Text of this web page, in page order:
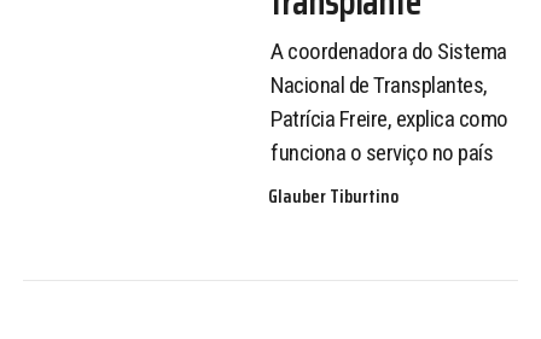
A coordenadora do Sistema
Nacional de Transplantes,
Patrícia Freire, explica como
funciona o serviço no país
Glauber Tiburtino